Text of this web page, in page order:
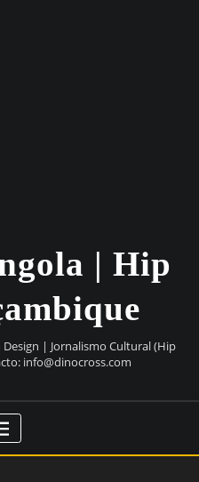
| Hip
| Jornalismo Cultural (Hip
info@dinocross.com